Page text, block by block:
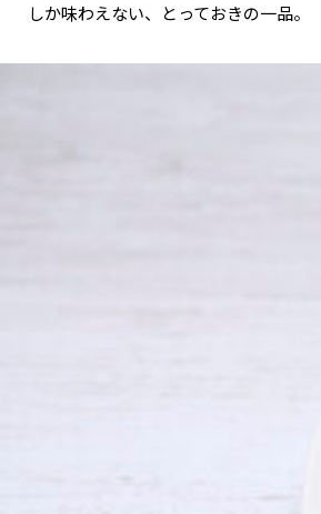
しか味わえない、とっておきの一品。